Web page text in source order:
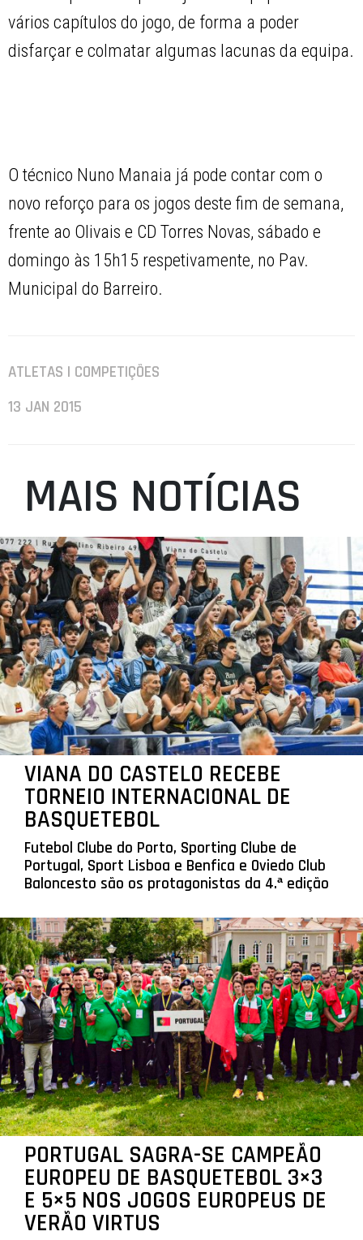
vários capítulos do jogo, de forma a poder
disfarçar e colmatar algumas lacunas da equipa.
O técnico Nuno Manaia já pode contar com o
novo reforço para os jogos deste fim de semana,
frente ao Olivais e CD Torres Novas, sábado e
domingo às 15h15 respetivamente, no Pav.
Municipal do Barreiro.
ATLETAS | COMPETIÇÕES
13 JAN 2015
MAIS NOTÍCIAS
VIANA DO CASTELO RECEBE
TORNEIO INTERNACIONAL DE
BASQUETEBOL
Futebol Clube do Porto, Sporting Clube de
Portugal, Sport Lisboa e Benfica e Oviedo Club
Baloncesto são os protagonistas da 4.ª edição
PORTUGAL SAGRA-SE CAMPEÃO
EUROPEU DE BASQUETEBOL 3×3
E 5×5 NOS JOGOS EUROPEUS DE
VERÃO VIRTUS